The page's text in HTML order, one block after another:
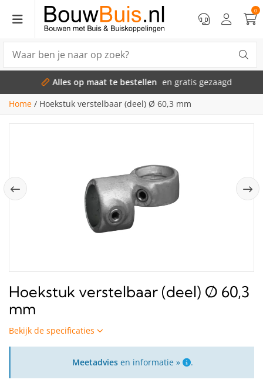
0
Alles op maat te bestellen
en gratis gezaagd
Home / Hoekstuk verstelbaar (deel) Ø 60,3 mm
Hoekstuk verstelbaar (deel) Ø 60,3
mm
Bekijk de specificaties
Meetadviesen informatie » .